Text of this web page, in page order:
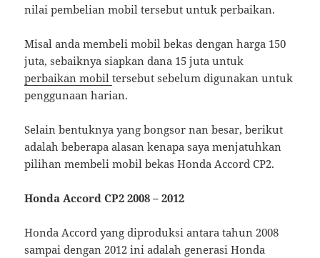
nilai pembelian mobil tersebut untuk perbaikan.
Misal anda membeli mobil bekas dengan harga 150
juta, sebaiknya siapkan dana 15 juta untuk
perbaikan mobiltersebut sebelum digunakan untuk
penggunaan harian.
Selain bentuknya yang bongsor nan besar, berikut
adalah beberapa alasan kenapa saya menjatuhkan
pilihan membeli mobil bekas Honda Accord CP2.
Honda Accord CP2 2008 – 2012
Honda Accord yang diproduksi antara tahun 2008
sampai dengan 2012 ini adalah generasi Honda